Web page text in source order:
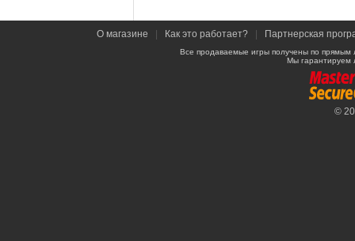
О магазине Как это работает? Партнерская
Все продаваемые игры получены по
Мы гарантируем
©